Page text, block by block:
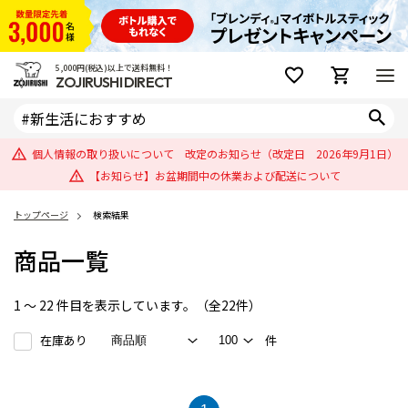
5,000円(税込)以上で送料無料！
ZOJIRUSHI DIRECT
個人情報の取り扱いについて 改定のお知らせ（改定日 2026年9月1日）
【お知らせ】お盆期間中の休業および配送について
トップページ 検索結果
商品一覧
1 ～ 22 件目を表示しています。（全22件）
在庫あり 件